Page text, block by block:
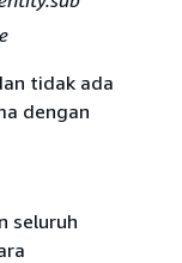
tidak ada
dengan
seluruh